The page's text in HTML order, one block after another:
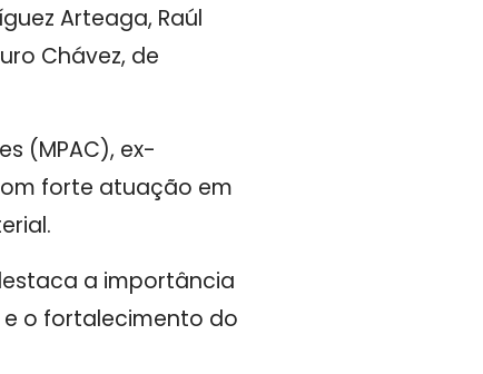
Arteaga, Raúl
Chávez, de
(MPAC), ex-
forte atuação em
a importância
o fortalecimento do